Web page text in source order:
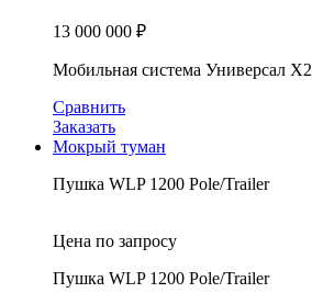
13 000 000 ₽
Мобильная система Универсал X2
Сравнить
Заказать
Мокрый туман
Пушка WLP 1200 Pole/Trailer
Цена по запросу
Пушка WLP 1200 Pole/Trailer